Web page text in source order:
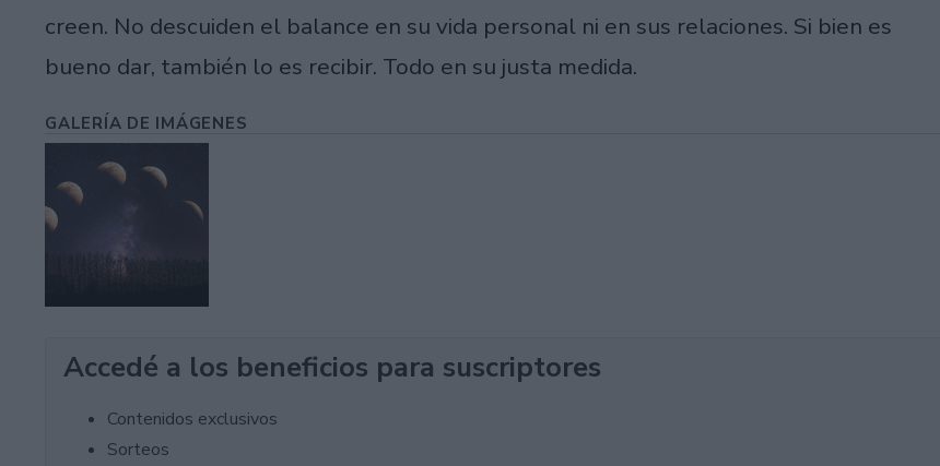
creen. No descuiden el balance en su vida personal ni en sus relaciones. Si bien es
bueno dar, también lo es recibir. Todo en su justa medida.
GALERÍA DE IMÁGENES
Accedé a los beneficios para suscriptores
Contenidos exclusivos
Sorteos